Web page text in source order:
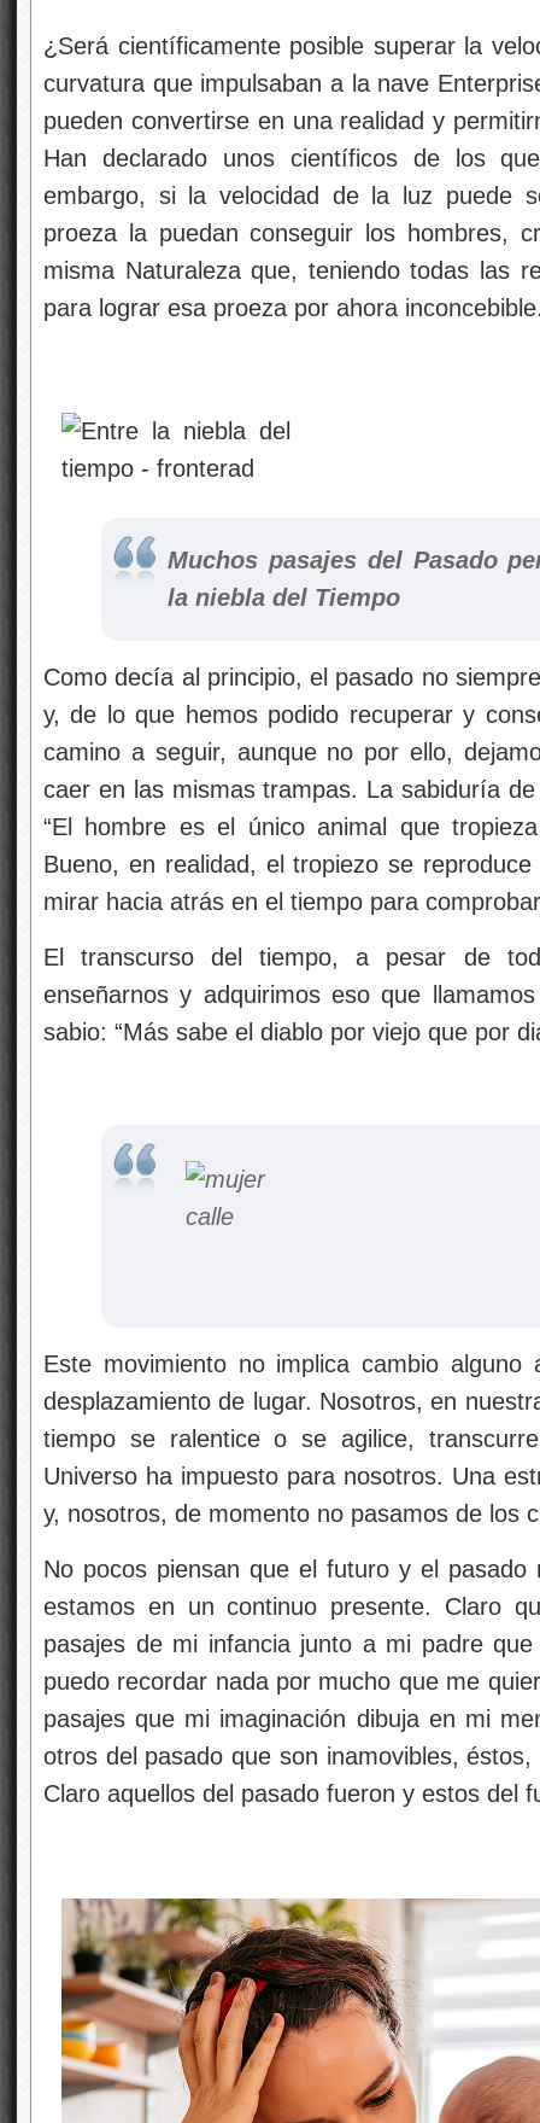
¿Será científicamente posible superar la
curvatura que impulsaban a la nave
pueden convertirse en una realidad y
Han declarado unos científicos de los
embargo, si la velocidad de la luz puede
proeza la puedan conseguir los hombres,
misma Naturaleza que, teniendo todas las
para lograr esa proeza por ahora
Muchos pasajes del Pasado
la niebla del Tiempo
Como decía al principio, el pasado no
y, de lo que hemos podido recuperar y
camino a seguir, aunque no por ello,
caer en las mismas trampas. La sabiduría
“El hombre es el único animal que
Bueno, en realidad, el tropiezo se
mirar hacia atrás en el tiempo para
El transcurso del tiempo, a pesar de
enseñarnos y adquirimos eso que
sabio: “Más sabe el diablo por viejo que por
Este movimiento no implica cambio
desplazamiento de lugar. Nosotros, en
tiempo se ralentice o se agilice,
Universo ha impuesto para nosotros. Una
y, nosotros, de momento no pasamos de los
No pocos piensan que el futuro y el
estamos en un continuo presente. Claro
pasajes de mi infancia junto a mi padre
puedo recordar nada por mucho que me
pasajes que mi imaginación dibuja en mi
otros del pasado que son inamovibles,
Claro aquellos del pasado fueron y estos del